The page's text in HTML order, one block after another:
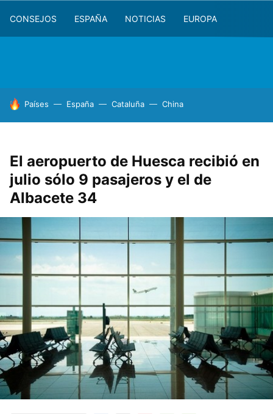
CONSEJOS ESPAÑA NOTICIAS EUROPA
HOY SE HABLA DE
Países España Cataluña China
El aeropuerto de Huesca recibió en
julio sólo 9 pasajeros y el de
Albacete 34